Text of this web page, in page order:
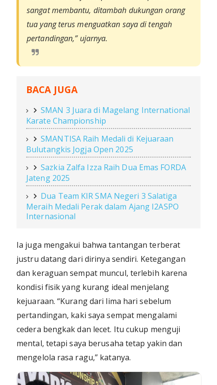
sangat membantu, ditambah dukungan orang
tua yang terus menguatkan saya di tengah
pertandingan,”ujarnya.
BACA JUGA
SMAN 3 Juara di Magelang International
Karate Championship
SMANTISA Raih Medali di Kejuaraan
Bulutangkis Jogja Open 2025
Sazkia Zalfa Izza Raih Dua Emas FORDA
Jateng 2025
Dua Team KIR SMA Negeri 3 Salatiga
Meraih Medali Perak dalam Ajang I2ASPO
Internasional
Ia juga mengakui bahwa tantangan terberat
justru datang dari dirinya sendiri. Ketegangan
dan keraguan sempat muncul, terlebih karena
kondisi fisik yang kurang ideal menjelang
kejuaraan. “Kurang dari lima hari sebelum
pertandingan, kaki saya sempat mengalami
cedera bengkak dan lecet. Itu cukup menguji
mental, tetapi saya berusaha tetap yakin dan
mengelola rasa ragu,” katanya.